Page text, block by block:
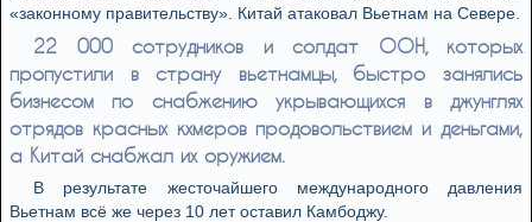
«законному правительству». Китай атаковал Вьетнам на Севере.
22 000 сотрудников и солдат ООН, которых
пропустили в страну вьетнамцы, быстро занялись
бизнесом по снабжению укрывающихся в джунглях
отрядов красных кхмеров продовольствием и деньгами,
а Китай снабжал их оружием.
В результате жесточайшего международного давления
Вьетнам всё же через 10 лет оставил Камбоджу.